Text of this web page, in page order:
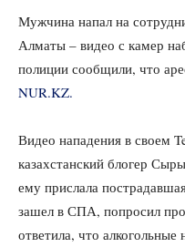
Мужчина напал на
Алматы – видео с камер
полиции сообщили, что
NUR.KZ.
Видео нападения в своем
казахстанский блогер
ему прислала
зашел в СПА, попросил
ответила, что